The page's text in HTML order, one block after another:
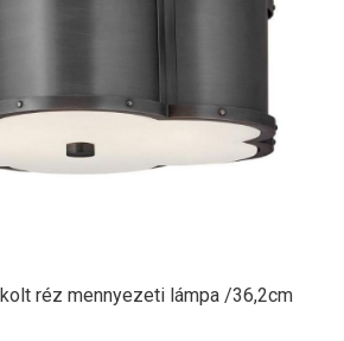
réz mennyezeti lámpa /36,2cm